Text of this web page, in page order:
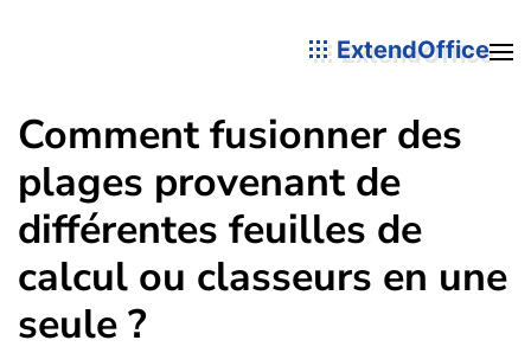
ExtendOffice
Comment fusionner des
plages provenant de
différentes feuilles de
calcul ou classeurs en une
seule ?